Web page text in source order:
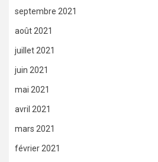
septembre 2021
août 2021
juillet 2021
juin 2021
mai 2021
avril 2021
mars 2021
février 2021